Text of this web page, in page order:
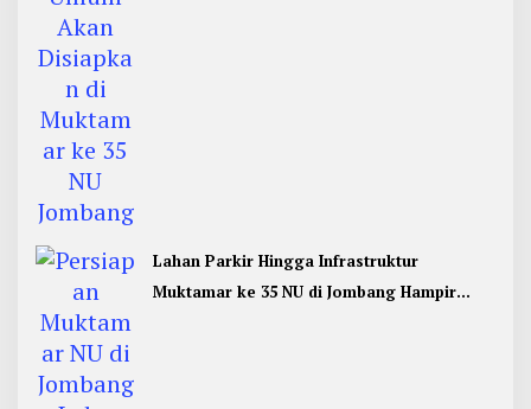
Lahan Parkir Hingga Infrastruktur
Muktamar ke 35 NU di Jombang Hampir